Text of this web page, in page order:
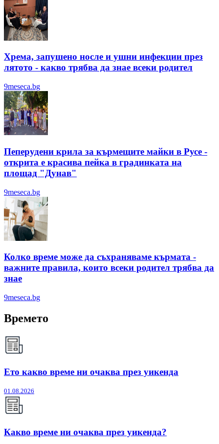
Хрема, запушено носле и ушни инфекции през
лятотo - какво трябва да знае всеки родител
9meseca.bg
Пеперудени крила за кърмещите майки в Русе -
открита е красива пейка в градинката на
площад "Дунав"
9meseca.bg
Колко време може да съхраняваме кърмата -
важните правила, които всеки родител трябва да
знае
9meseca.bg
Времето
Ето какво време ни очаква през уикенда
01.08.2026
Какво време ни очаква през уикенда?